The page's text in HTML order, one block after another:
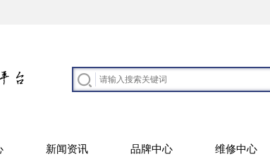
新闻资讯 品牌中心 维修中心